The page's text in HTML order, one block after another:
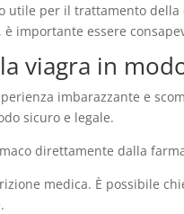
utile per il trattamento
importante essere
viagra in
imbarazzante e
sicuro e legale.
direttamente dalla
medica. È possibile